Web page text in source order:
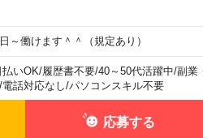
働けます＾＾（規定あり）
払いOK/履歴書不要/40～50代活躍中/副業
電話対応なし/パソコンスキル不要
応募する